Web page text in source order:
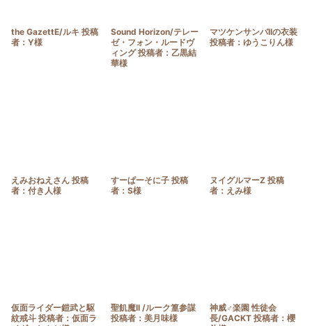
the GazettE/ルキ 投稿
者：Y様
Sound Horizon/テレー
ゼ・フォン・ルードヴ
ィング 投稿者：乙黒結
華様
マツケンサンバIIの衣装
投稿者：ゆうこりん様
えみおねえさん 投稿
者：付き人様
すーぱーそに子 投稿
者：S様
ヌイグルマーZ 投稿
者：えみ様
仮面ライダー鎧武と駆
紋戒斗 投稿者：仮面ラ
聖飢魔II /ルーク篁参謀
投稿者：美月味様
神威♂楽園 性徒会
長/GACKT 投稿者：櫻